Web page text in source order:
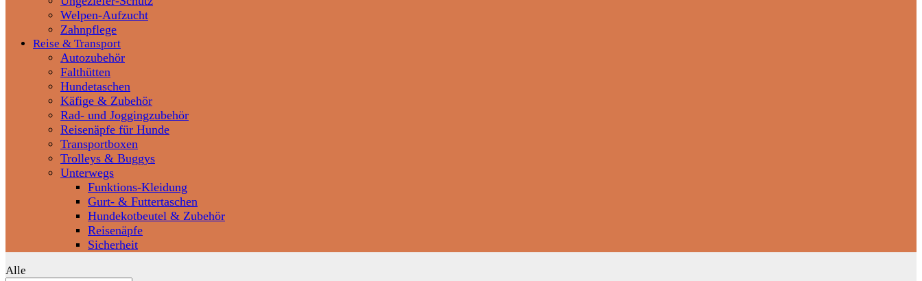
Welpen-Aufzucht
Zahnpflege
Reise & Transport
Autozubehör
Falthütten
Hundetaschen
Käfige & Zubehör
Rad- und Joggingzubehör
Reisenäpfe für Hunde
Transportboxen
Trolleys & Buggys
Unterwegs
Funktions-Kleidung
Gurt- & Futtertaschen
Hundekotbeutel & Zubehör
Reisenäpfe
Sicherheit
Alle